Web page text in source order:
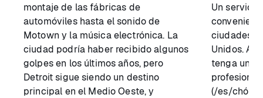
montaje de las fábricas de
automóviles hasta el sonido de
Motown y la música electrónica. La
ciudad podría haber recibido algunos
golpes en los últimos años, pero
Detroit sigue siendo un destino
principal en el Medio Oeste, y
Un
ciudades
Unidos.
tenga uno
(/es/